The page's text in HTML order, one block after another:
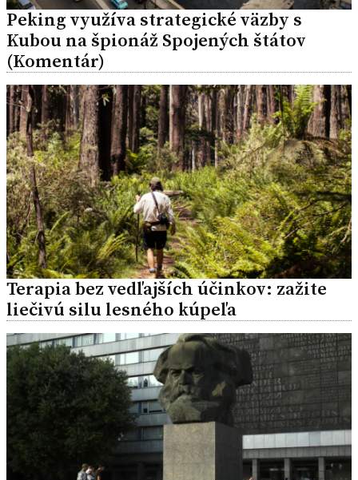
Peking využíva strategické väzby s
Kubou na špionáž Spojených štátov
(Komentár)
Terapia bez vedľajších účinkov: zažite
liečivú silu lesného kúpeľa